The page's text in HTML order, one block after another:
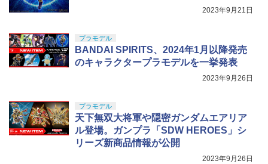
2023年9月21日
プラモデル
BANDAI SPIRITS、2024年1月以降発売
のキャラクタープラモデルを一挙発表
2023年9月26日
プラモデル
天下無双大将軍や隠密ガンダムエアリア
ル登場。ガンプラ「SDW HEROES」シ
リーズ新商品情報が公開
2023年9月26日